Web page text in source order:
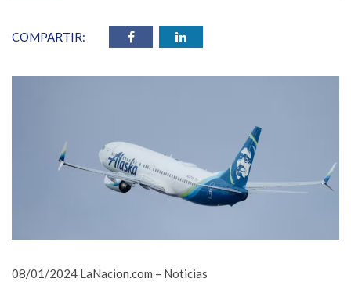
COMPARTIR:
08/01/2024 LaNacion.com – Noticias